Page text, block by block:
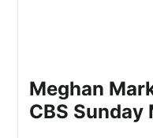
Meghan Markle si racconta a
CBS Sunday